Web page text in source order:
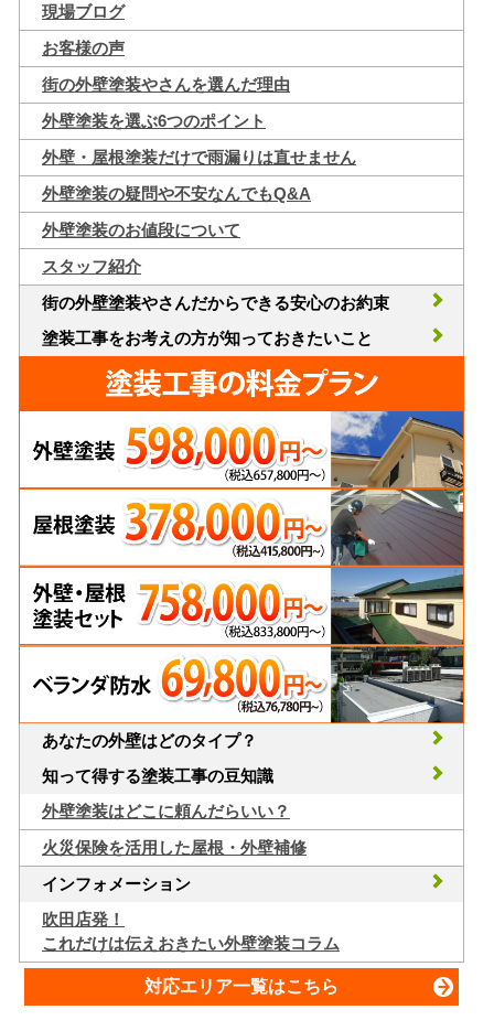
現場ブログ
お客様の声
街の外壁塗装やさんを選んだ理由
外壁塗装を選ぶ6つのポイント
外壁・屋根塗装だけで雨漏りは直せません
外壁塗装の疑問や不安なんでもQ&A
外壁塗装のお値段について
スタッフ紹介
街の外壁塗装やさんだからできる安心のお約束
塗装工事をお考えの方が知っておきたいこと
あなたの外壁はどのタイプ？
知って得する塗装工事の豆知識
外壁塗装はどこに頼んだらいい？
火災保険を活用した屋根・外壁補修
インフォメーション
吹田店発！
これだけは伝えおきたい外壁塗装コラム
対応エリア一覧はこちら